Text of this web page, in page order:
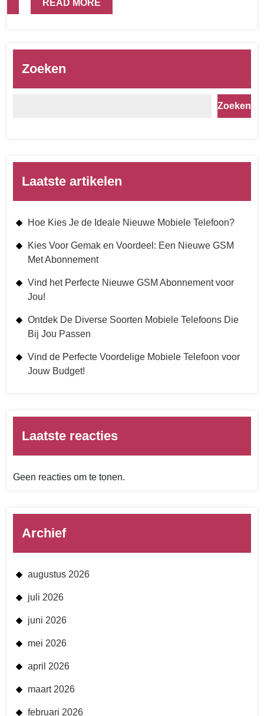
READ MORE
Zoeken
Zoeken
Laatste artikelen
Hoe Kies Je de Ideale Nieuwe Mobiele Telefoon?
Kies Voor Gemak en Voordeel: Een Nieuwe GSM
Met Abonnement
Vind het Perfecte Nieuwe GSM Abonnement voor
Jou!
Ontdek De Diverse Soorten Mobiele Telefoons Die
Bij Jou Passen
Vind de Perfecte Voordelige Mobiele Telefoon voor
Jouw Budget!
Laatste reacties
Geen reacties om te tonen.
Archief
augustus 2026
juli 2026
juni 2026
mei 2026
april 2026
maart 2026
februari 2026